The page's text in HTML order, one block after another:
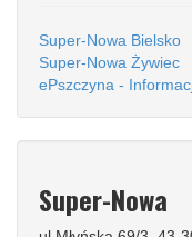
Super-Nowa Bielsko
Super-Nowa Żywiec
ePszczyna -
Super-Nowa